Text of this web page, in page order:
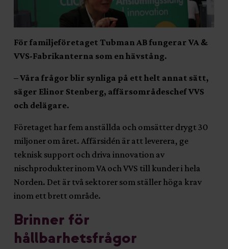
För familjeföretaget Tubman AB fungerar VA &
VVS-Fabrikanterna som en hävstång.
– Våra frågor blir synliga på ett helt annat sätt,
säger Elinor Stenberg, affärsområdeschef VVS
och delägare.
Företaget har fem anställda och omsätter drygt 30
miljoner om året. Affärsidén är att leverera, ge
teknisk support och driva innovation av
nischprodukter inom VA och VVS till kunder i hela
Norden. Det är två sektorer som ställer höga krav
inom ett brett område.
Brinner för
hållbarhetsfrågor